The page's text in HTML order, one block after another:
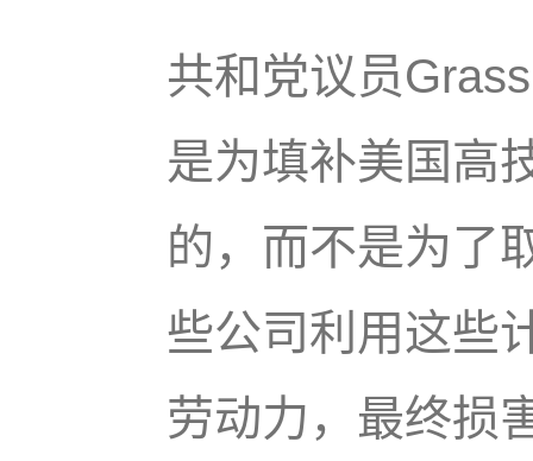
共和党议员
是为填补美国高
的，而不是为了
些公司利用这些
劳动力，最终损